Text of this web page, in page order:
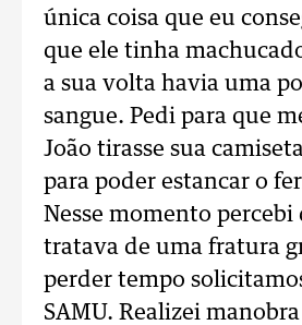
única coisa que eu
que ele tinha
a sua volta havia uma
sangue. Pedi para que
João tirasse sua
para poder estancar o
Nesse momento percebi
tratava de uma fratura
perder tempo
SAMU. Realizei